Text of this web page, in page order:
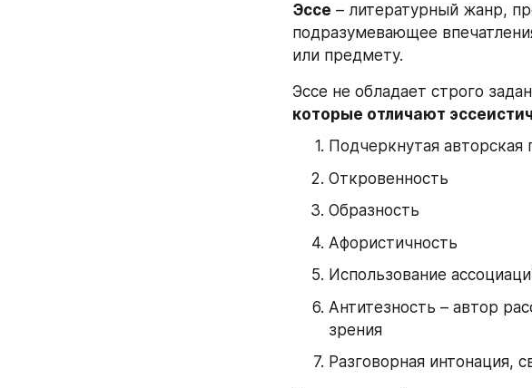
Эссе – литературный жанр,
подразумевающее
или предмету.
Эссе не обладает строго
которые отличают
Подчеркнутая авторская
Откровенность
Образность
Афористичность
Использование
Антитезность – автор
зрения
Разговорная интонация,